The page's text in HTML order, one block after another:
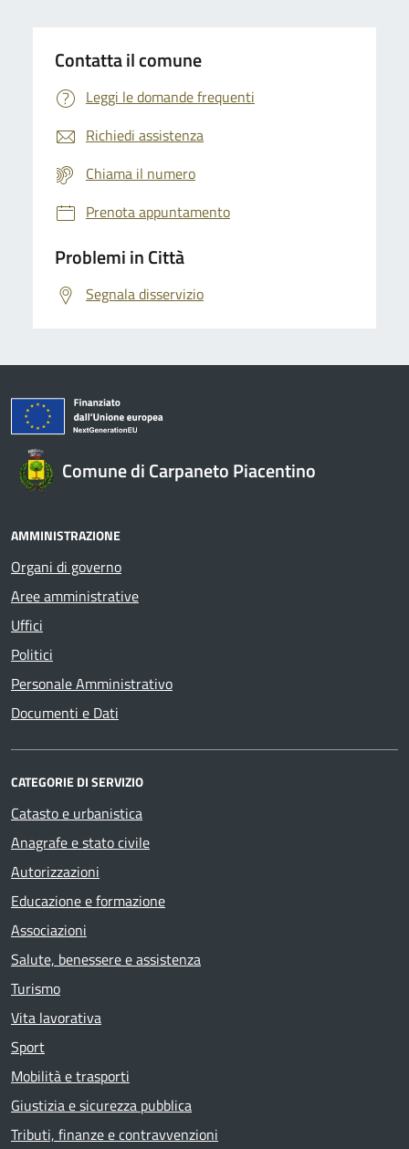
Contatta il comune
Leggi le domande frequenti
Richiedi assistenza
Chiama il numero
Prenota appuntamento
Problemi in Città
Segnala disservizio
Comune di Carpaneto Piacentino
AMMINISTRAZIONE
Organi di governo
Aree amministrative
Uffici
Politici
Personale Amministrativo
Documenti e Dati
CATEGORIE DI SERVIZIO
Catasto e urbanistica
Anagrafe e stato civile
Autorizzazioni
Educazione e formazione
Associazioni
Salute, benessere e assistenza
Turismo
Vita lavorativa
Sport
Mobilità e trasporti
Giustizia e sicurezza pubblica
Tributi, finanze e contravvenzioni